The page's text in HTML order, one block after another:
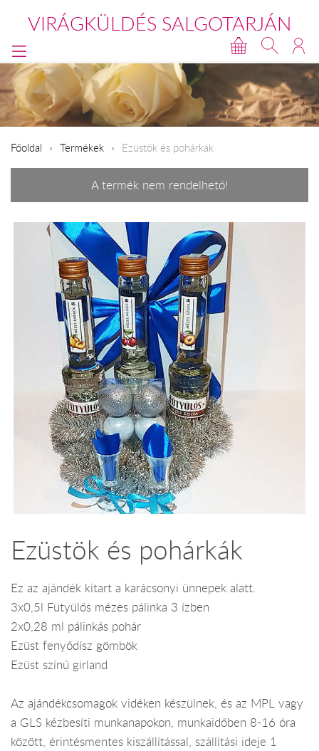
VIRÁGKÜLDÉS SALGOTARJÁN
Főoldal Termékek Ezüstök és pohárkák
A termék nem rendelhető!
Ezüstök és pohárkák
Ez az ajándék kitart a karácsonyi ünnepek alatt.
3x0,5l Fütyülős mézes pálinka 3 ízben
2x0,28 ml pálinkás pohár
Ezüst fenyődísz gömbök
Ezüst színű girland
Az ajándékcsomagok vidéken készülnek, és az MPL vagy
a GLS kézbesíti munkanapokon, munkaidőben 8-16 óra
között, érintésmentes kiszállítással, szállítási ideje 1